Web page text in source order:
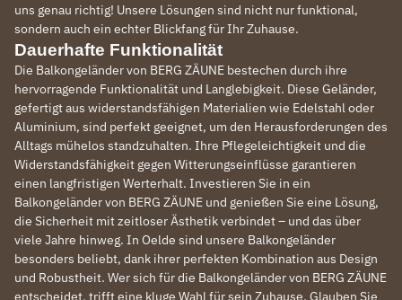
uns genau richtig! Unsere Lösungen sind nicht nur funktional,
sondern auch ein echter Blickfang für Ihr Zuhause.
Dauerhafte Funktionalität
Die Balkongeländer von BERG ZÄUNE bestechen durch ihre
hervorragende Funktionalität und Langlebigkeit. Diese Geländer,
gefertigt aus widerstandsfähigen Materialien wie Edelstahl oder
Aluminium, sind perfekt geeignet, um den Herausforderungen des
Alltags mühelos standzuhalten. Ihre Pflegeleichtigkeit und die
Widerstandsfähigkeit gegen Witterungseinflüsse garantieren
einen langfristigen Werterhalt. Investieren Sie in ein
Balkongeländer von BERG ZÄUNE und genießen Sie eine Lösung,
die Sicherheit mit zeitloser Ästhetik verbindet – und das über
viele Jahre hinweg. In Oelde sind unsere Balkongeländer
besonders beliebt, dank ihrer perfekten Kombination aus Design
und Robustheit. Wer sich für die Balkongeländer von BERG ZÄUNE
entscheidet, trifft eine kluge Wahl für sein Zuhause. Glauben Sie